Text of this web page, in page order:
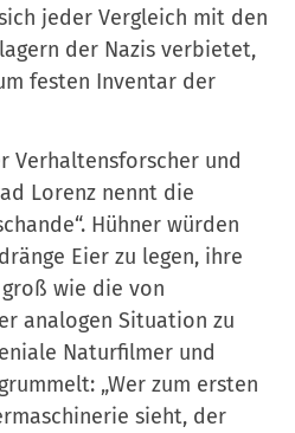
jeder Vergleich mit den
der Nazis verbietet,
festen Inventar der
Verhaltensforscher und
Lorenz nennt die
Hühner würden
Eier zu legen, ihre
groß wie die von
analogen Situation zu
Naturfilmer und
„Wer zum ersten
sieht, der